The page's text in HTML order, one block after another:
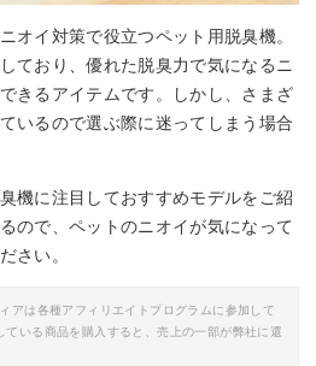
オイ対策で役立つペット用脱臭機。
ており、優れた脱臭力で気になるニ
きるアイテムです。しかし、さまざ
いるので選ぶ際に迷ってしまう場合
機に注目しておすすめモデルをご紹
ので、ペットのニオイが気になって
さい。
アは各種アフィリエイトプログラムに参加して
ている商品を購入すると、売上の一部が弊社に還